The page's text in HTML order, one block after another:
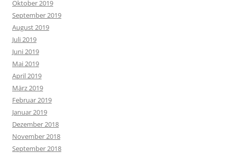
Oktober 2019
September 2019
August 2019
Juli 2019
Juni 2019
Mai 2019
April 2019
März 2019
Februar 2019
Januar 2019
Dezember 2018
November 2018
September 2018